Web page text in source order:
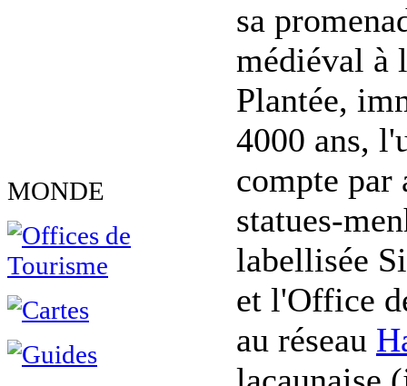
MONDE
sa
médiéval à
Plantée,
4000 ans,
compte par
statues-
labellisée
et l'Office
au réseau